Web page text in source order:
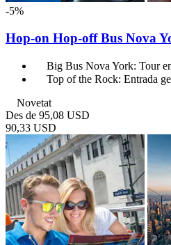
-5%
Hop-­on Hop­-off Bus Nova
Big Bus Nova York: Tour
Top of the Rock: Entrada
Novetat
Des de 95,08 USD
90,33 USD